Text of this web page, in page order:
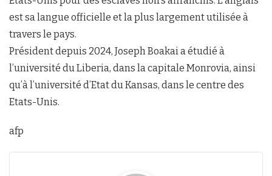
est sa langue officielle et la plus largement utilisée à
travers le pays.
Président depuis 2024, Joseph Boakai a étudié à
l’université du Liberia, dans la capitale Monrovia, ainsi
qu’à l’université d’Etat du Kansas, dans le centre des
Etats-Unis.
afp